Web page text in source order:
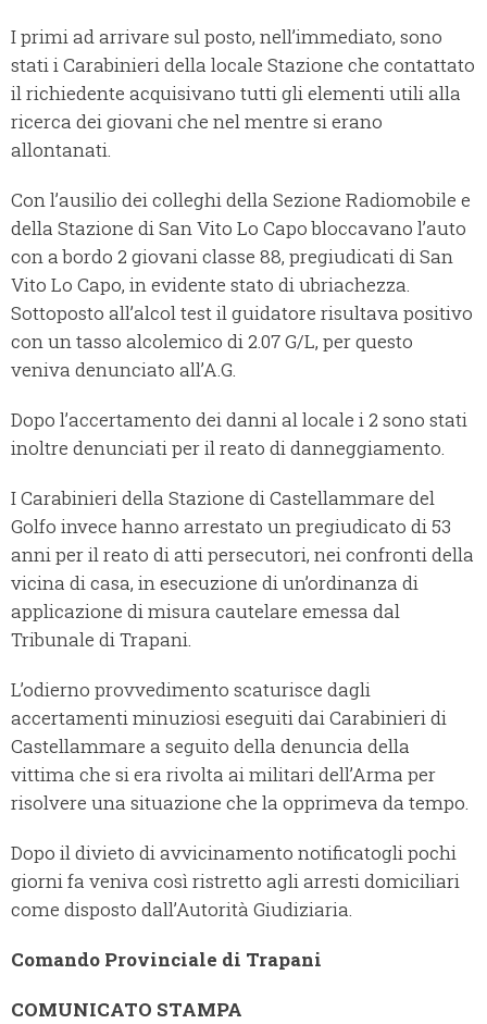
I primi ad arrivare sul posto, nell’immediato, sono
stati i Carabinieri della locale Stazione che contattato
il richiedente acquisivano tutti gli elementi utili alla
ricerca dei giovani che nel mentre si erano
allontanati.
Con l’ausilio dei colleghi della Sezione Radiomobile e
della Stazione di San Vito Lo Capo bloccavano l’auto
con a bordo 2 giovani classe 88, pregiudicati di San
Vito Lo Capo, in evidente stato di ubriachezza.
Sottoposto all’alcol test il guidatore risultava positivo
con un tasso alcolemico di 2.07 G/L, per questo
veniva denunciato all’A.G.
Dopo l’accertamento dei danni al locale i 2 sono stati
inoltre denunciati per il reato di danneggiamento.
I Carabinieri della Stazione di Castellammare del
Golfo invece hanno arrestato un pregiudicato di 53
anni per il reato di atti persecutori, nei confronti della
vicina di casa, in esecuzione di un’ordinanza di
applicazione di misura cautelare emessa dal
Tribunale di Trapani.
L’odierno provvedimento scaturisce dagli
accertamenti minuziosi eseguiti dai Carabinieri di
Castellammare a seguito della denuncia della
vittima che si era rivolta ai militari dell’Arma per
risolvere una situazione che la opprimeva da tempo.
Dopo il divieto di avvicinamento notificatogli pochi
giorni fa veniva così ristretto agli arresti domiciliari
come disposto dall’Autorità Giudiziaria.
Comando Provinciale di Trapani
COMUNICATO STAMPA